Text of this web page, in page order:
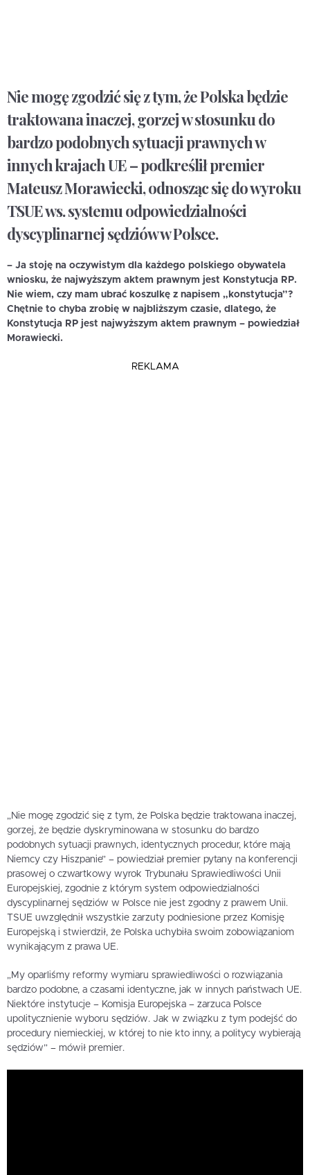
Nie mogę zgodzić się z tym, że Polska będzie
traktowana inaczej, gorzej w stosunku do
bardzo podobnych sytuacji prawnych w
innych krajach UE – podkreślił premier
Mateusz Morawiecki, odnosząc się do wyroku
TSUE ws. systemu odpowiedzialności
dyscyplinarnej sędziów w Polsce.
– Ja stoję na oczywistym dla każdego polskiego obywatela
wniosku, że najwyższym aktem prawnym jest Konstytucja RP.
Nie wiem, czy mam ubrać koszulkę z napisem „konstytucja”?
Chętnie to chyba zrobię w najbliższym czasie, dlatego, że
Konstytucja RP jest najwyższym aktem prawnym – powiedział
Morawiecki.
REKLAMA
„Nie mogę zgodzić się z tym, że Polska będzie traktowana inaczej,
gorzej, że będzie dyskryminowana w stosunku do bardzo
podobnych sytuacji prawnych, identycznych procedur, które mają
Niemcy czy Hiszpanie” – powiedział premier pytany na konferencji
prasowej o czwartkowy wyrok Trybunału Sprawiedliwości Unii
Europejskiej, zgodnie z którym system odpowiedzialności
dyscyplinarnej sędziów w Polsce nie jest zgodny z prawem Unii.
TSUE uwzględnił wszystkie zarzuty podniesione przez Komisję
Europejską i stwierdził, że Polska uchybiła swoim zobowiązaniom
wynikającym z prawa UE.
„My oparliśmy reformy wymiaru sprawiedliwości o rozwiązania
bardzo podobne, a czasami identyczne, jak w innych państwach UE.
Niektóre instytucje – Komisja Europejska – zarzuca Polsce
upolitycznienie wyboru sędziów. Jak w związku z tym podejść do
procedury niemieckiej, w której to nie kto inny, a politycy wybierają
sędziów” – mówił premier.